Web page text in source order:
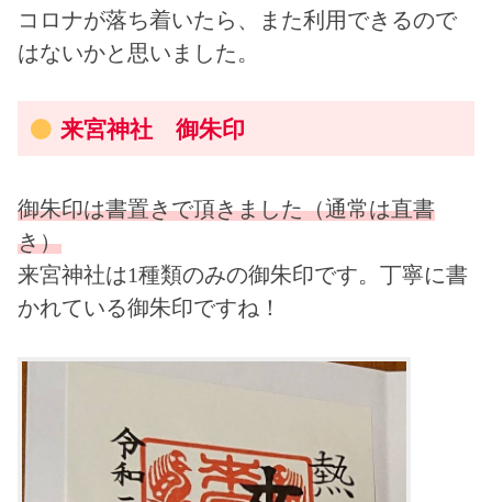
コロナが落ち着いたら、また利用できるので
はないかと思いました。
来宮神社 御朱印
御朱印は書置きで頂きました（通常は直書
き）
来宮神社は1種類のみの御朱印です。丁寧に書
かれている御朱印ですね！